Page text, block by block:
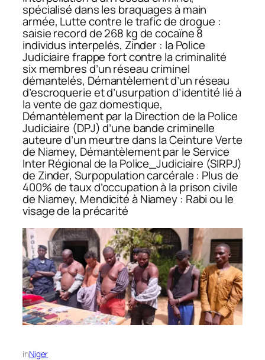
spécialisé dans les braquages à main
armée, Lutte contre le trafic de drogue :
saisie record de 268 kg de cocaïne 8
individus interpelés, Zinder : la Police
Judiciaire frappe fort contre la criminalité
six membres d’un réseau criminel
démantelés, Démantèlement d’un réseau
d’escroquerie et d’usurpation d’identité lié à
la vente de gaz domestique,
Démantèlement par la Direction de la Police
Judiciaire (DPJ) d’une bande criminelle
auteure d’un meurtre dans la Ceinture Verte
de Niamey, Démantèlement par le Service
Inter Régional de la Police_Judiciaire (SIRPJ)
de Zinder, Surpopulation carcérale : Plus de
400% de taux d’occupation à la prison civile
de Niamey, Mendicité à Niamey : Rabi ou le
visage de la précarité
inNiger